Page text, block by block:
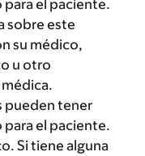
el paciente.
sobre este
su médico,
u otro
pueden tener
el paciente.
Si tiene alguna